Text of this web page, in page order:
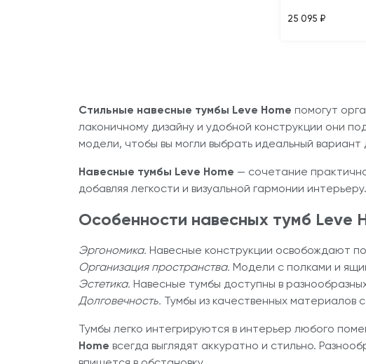
25 095 ₽
Стильные навесные тумбы Leve Home помогут
лаконичному дизайну и удобной конструкции они
модели, чтобы вы могли выбрать идеальный
Навесные тумбы Leve Home — сочетание
добавляя легкости и визуальной гармонии
Особенности навесных тумб Leve
Эргономика. Навесные конструкции освобождают
Организация пространства. Модели с полками и
Эстетика. Навесные тумбы доступны в
Долговечность. Тумбы из качественных материалов
Тумбы легко интегрируются в интерьер любого
Home всегда выглядят аккуратно и стильно.